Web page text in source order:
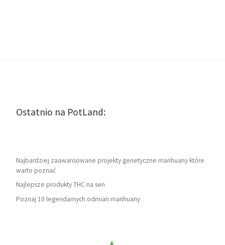
Ostatnio na PotLand:
Najbardziej zaawansowane projekty genetyczne marihuany które
warto poznać
Najlepsze produkty THC na sen
Poznaj 10 legendarnych odmian marihuany